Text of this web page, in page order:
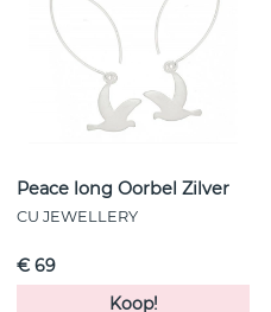
Peace long Oorbel Zilver
CU JEWELLERY
€ 69
Koop!